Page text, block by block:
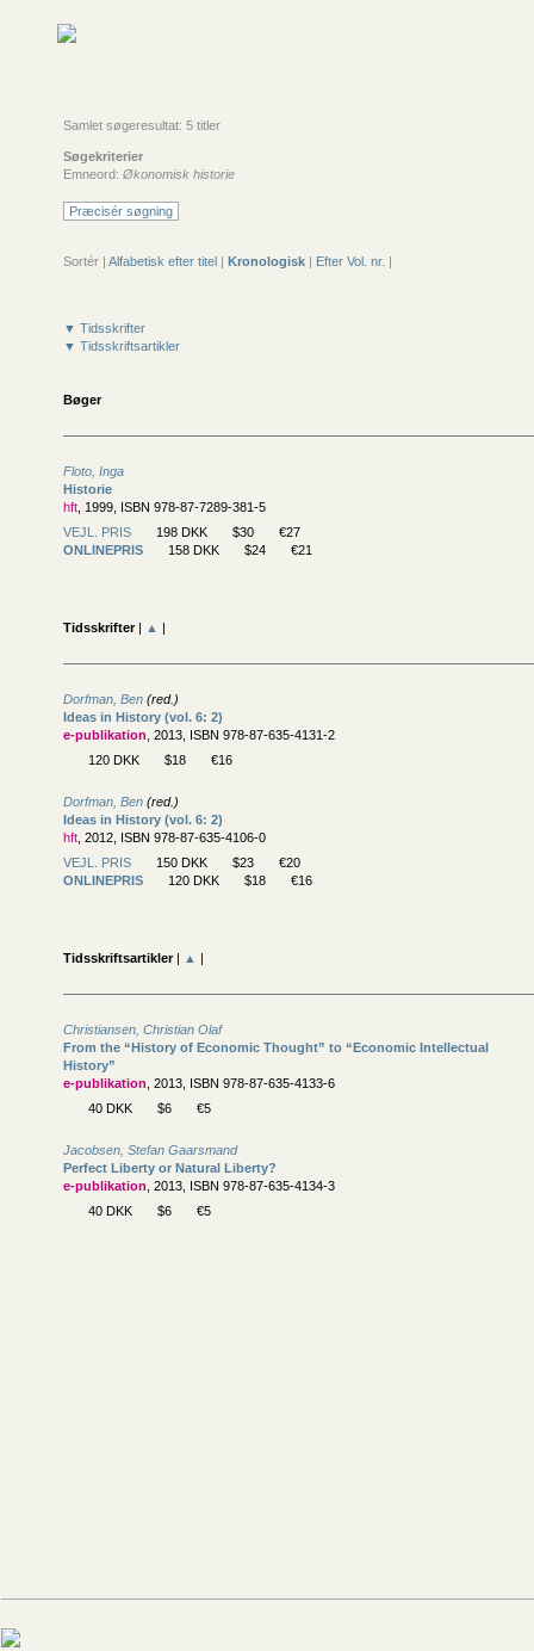
Samlet søgeresultat: 5 titler
Søgekriterier
Emneord: Økonomisk historie
Præcisér søgning
Sortér | Alfabetisk efter titel | Kronologisk | Efter Vol. nr. |
▼ Tidsskrifter
▼ Tidsskriftsartikler
Bøger
Floto, Inga
Historie
hft , 1999, ISBN 978-87-7289-381-5
VEJL. PRIS
198 DKK $30
€27
ONLINEPRIS
158 DKK $24 €21
Tidsskrifter| ▲ |
Dorfman, Ben (red.)
Ideas in History (vol. 6: 2)
e-publikation , 2013, ISBN 978-87-635-4131-2
120 DKK
$18 €16
Dorfman, Ben (red.)
Ideas in History (vol. 6: 2)
hft , 2012, ISBN 978-87-635-4106-0
VEJL. PRIS
150 DKK $23
€20
ONLINEPRIS
120 DKK $18 €16
Tidsskriftsartikler| ▲ |
Christiansen, Christian Olaf
From the “History of Economic Thought” to “Economic Intellectual
History”
e-publikation , 2013, ISBN 978-87-635-4133-6
40 DKK
$6 €5
Jacobsen, Stefan Gaarsmand
Perfect Liberty or Natural Liberty?
e-publikation , 2013, ISBN 978-87-635-4134-3
40 DKK
$6 €5